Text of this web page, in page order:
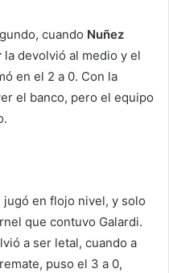
cuando Nuñez
la devolvió al medio y el
en el 2 a 0. Con la
el banco, pero el equipo
jugó en flojo nivel, y solo
que contuvo Galardi.
a ser letal, cuando a
puso el 3 a 0,